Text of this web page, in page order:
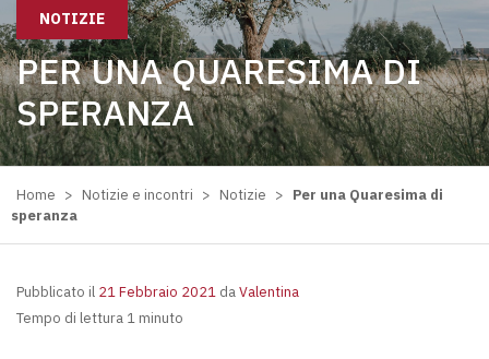
NOTIZIE
PER UNA QUARESIMA DI
SPERANZA
Home > Notizie e incontri > Notizie > Per una Quaresima di
speranza
Pubblicato il 21 Febbraio 2021 daValentina
Tempo di lettura 1 minuto